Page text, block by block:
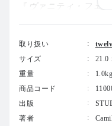
ヴァニティ・フェア
トを務めた経験を持つ
アートディレクション
ーズアイテムとして毎
る。
取り扱い
サイズ
21.0
重量
1.0kg
商品コード
出版
著者